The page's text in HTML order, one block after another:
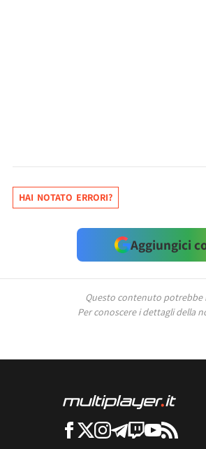
HAI NOTATO ERRORI?
Aggiungici
Questo contenuto potrebbe
Per conoscere i dettagli della